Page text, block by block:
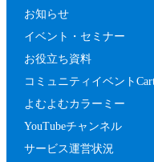
お知らせ
イベント・セミナー
お役立ち資料
コミュニティイベント
よむよむカラーミー
YouTubeチャンネル
サービス運営状況